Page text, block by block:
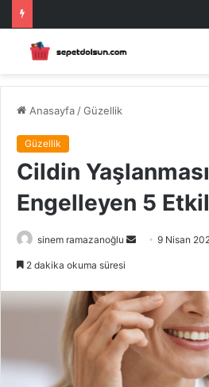
Anasayfa /Güzellik
Güzellik
Cildin
Engelleyen 5
sinem ramazanoğlu
Bir
göndermek
9 Nisan
2 dakika okuma süresi